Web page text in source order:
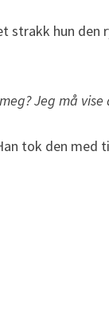
strakk hun den
Jeg må
tok den med